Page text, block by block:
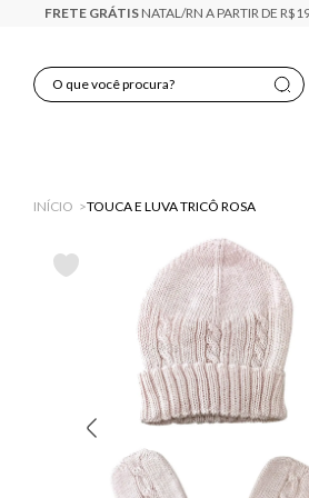
PARTIR DE R$190
INÍCIO TOUCA E LUVA TRICÔ ROSA